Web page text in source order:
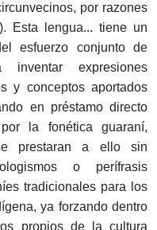
por razones
Esta lengua... tiene un
esfuerzo conjunto de
expresiones
y conceptos aportados
en préstamo directo
la fonética guaraní,
prestaran a ello sin
o perífrasis
tradicionales para los
ya forzando dentro
propios de la cultura